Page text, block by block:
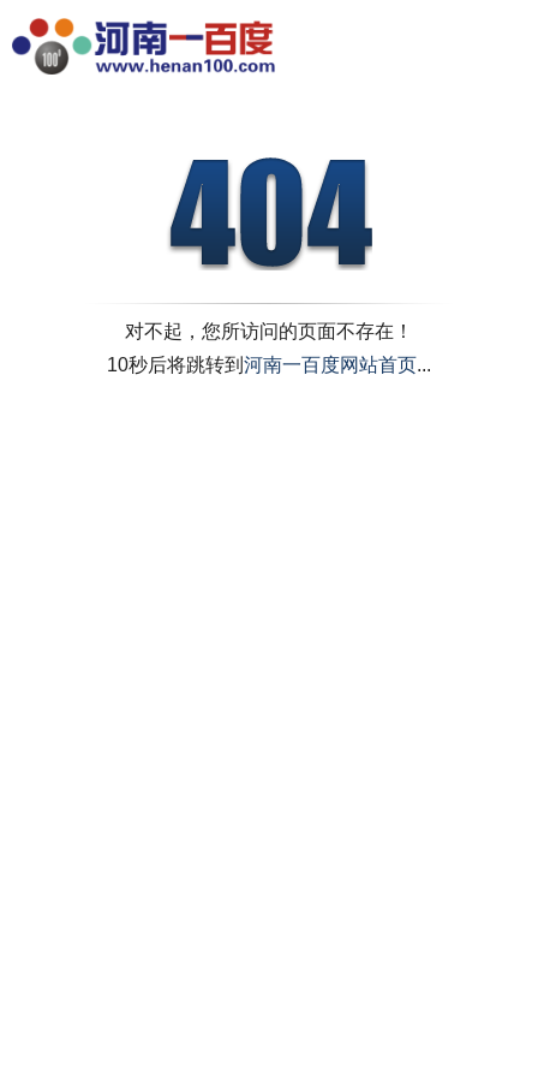
对不起，您所访问的页面不存在！
10秒后将跳转到 河南一百度网站首页...